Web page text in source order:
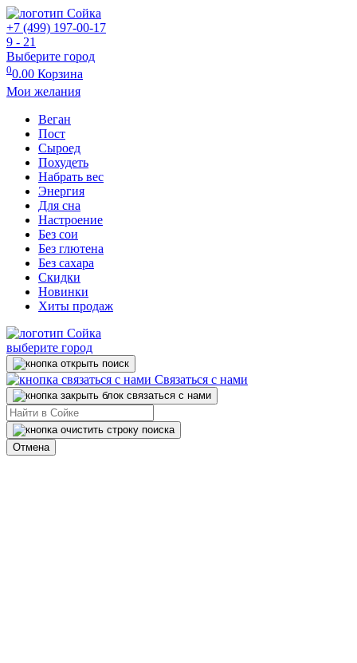
+7 (499) 197-00-17
9 - 21
Выберите город
00.00 Корзина
Мои желания
Веган
Пост
Сыроед
Похудеть
Набрать вес
Энергия
Для сна
Настроение
Без сои
Без глютена
Без сахара
Скидки
Новинки
Хиты продаж
выберите город
Связаться с нами
Отмена